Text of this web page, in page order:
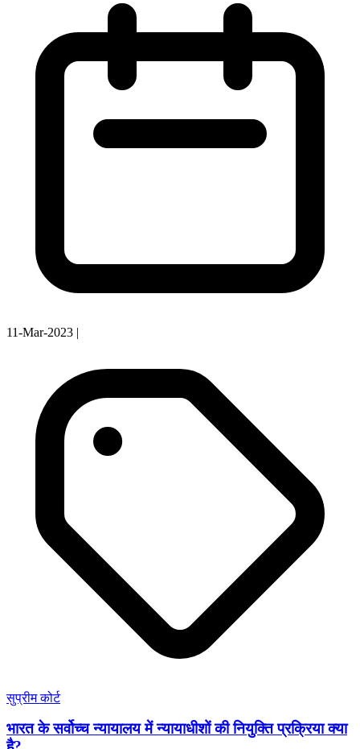
11-Mar-2023 |
सुप्रीम कोर्ट
भारत के सर्वोच्च न्यायालय में न्यायाधीशों की नियुक्ति प्रक्रिया क्या